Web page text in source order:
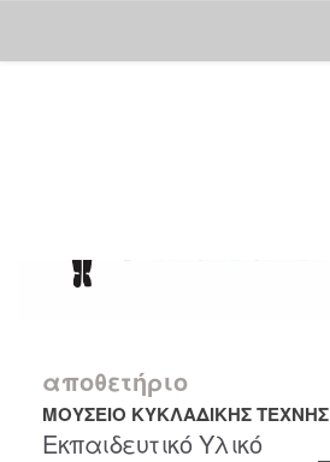
αποθετήριο
ΜΟΥΣΕΙΟ ΚΥΚΛΑΔΙΚΗΣ ΤΕΧΝΗΣ
Εκπαιδευτικό Υλικό